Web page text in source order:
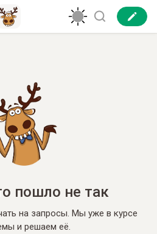
пошло не так
на запросы. Мы уже в курсе
и решаем её.